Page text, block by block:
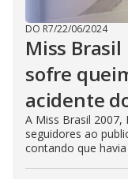
DO R7/22/06/2024
Miss
sofre
acidente
A Miss Brasil 2007,
seguidores ao
contando que